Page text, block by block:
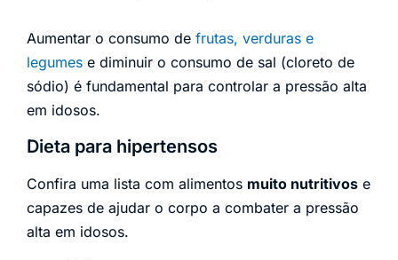
Aumentar o consumo de frutas, verduras e
legumes e diminuir o consumo de sal (cloreto de
sódio) é fundamental para controlar a pressão alta
em idosos.
Dieta para hipertensos
Confira uma lista com alimentos muito nutritivos e
capazes de ajudar o corpo a combater a pressão
alta em idosos.